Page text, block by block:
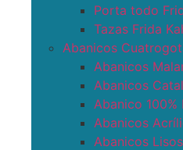
Porta todo
Tazas Frida
Abanicos
Abanicos
Abanicos
Abanico 100%
Abanicos
Abanicos Lisos